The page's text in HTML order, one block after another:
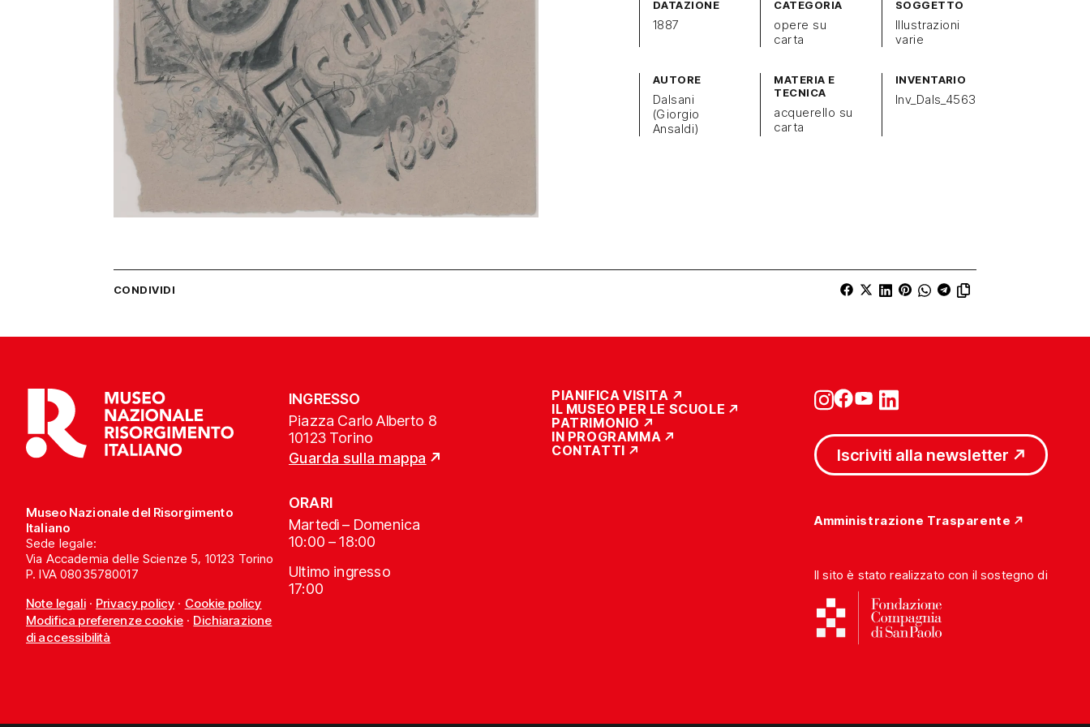
DATAZIONE
1887
CATEGORIA
opere su
carta
SOGGETTO
Illustrazioni
varie
AUTORE
Dalsani
(Giorgio
Ansaldi)
MATERIA E
TECNICA
acquerello su
carta
INVENTARIO
Inv_Dals_4563
CONDIVIDI
Museo Nazionale del Risorgimento
Italiano
Sede legale:
Via Accademia delle Scienze 5, 10123 Torino
P. IVA 08035780017
Note legali· Privacy policy · Cookie policy
Modifica preferenze cookie· Dichiarazione
di accessibilità
INGRESSO
Piazza Carlo Alberto 8
10123 Torino
Guarda sulla mappa
ORARI
Martedì – Domenica
10:00 – 18:00
Ultimo ingresso
17:00
PIANIFICA VISITA
IL MUSEO PER LE SCUOLE
PATRIMONIO
IN PROGRAMMA
CONTATTI
Iscriviti alla newsletter
Amministrazione Trasparente
Il sito è stato realizzato con il sostegno di